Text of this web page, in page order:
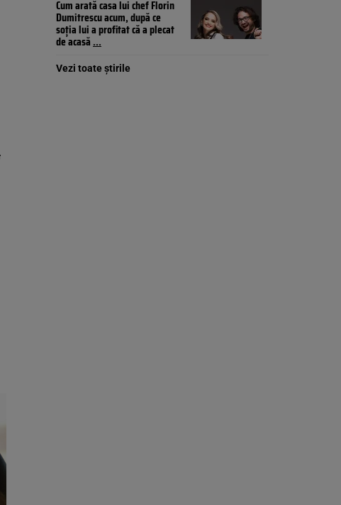
Cum arată casa lui chef Florin
Dumitrescu acum, după ce
soția lui a profitat că a plecat
de acasă...
Vezi toate știrile